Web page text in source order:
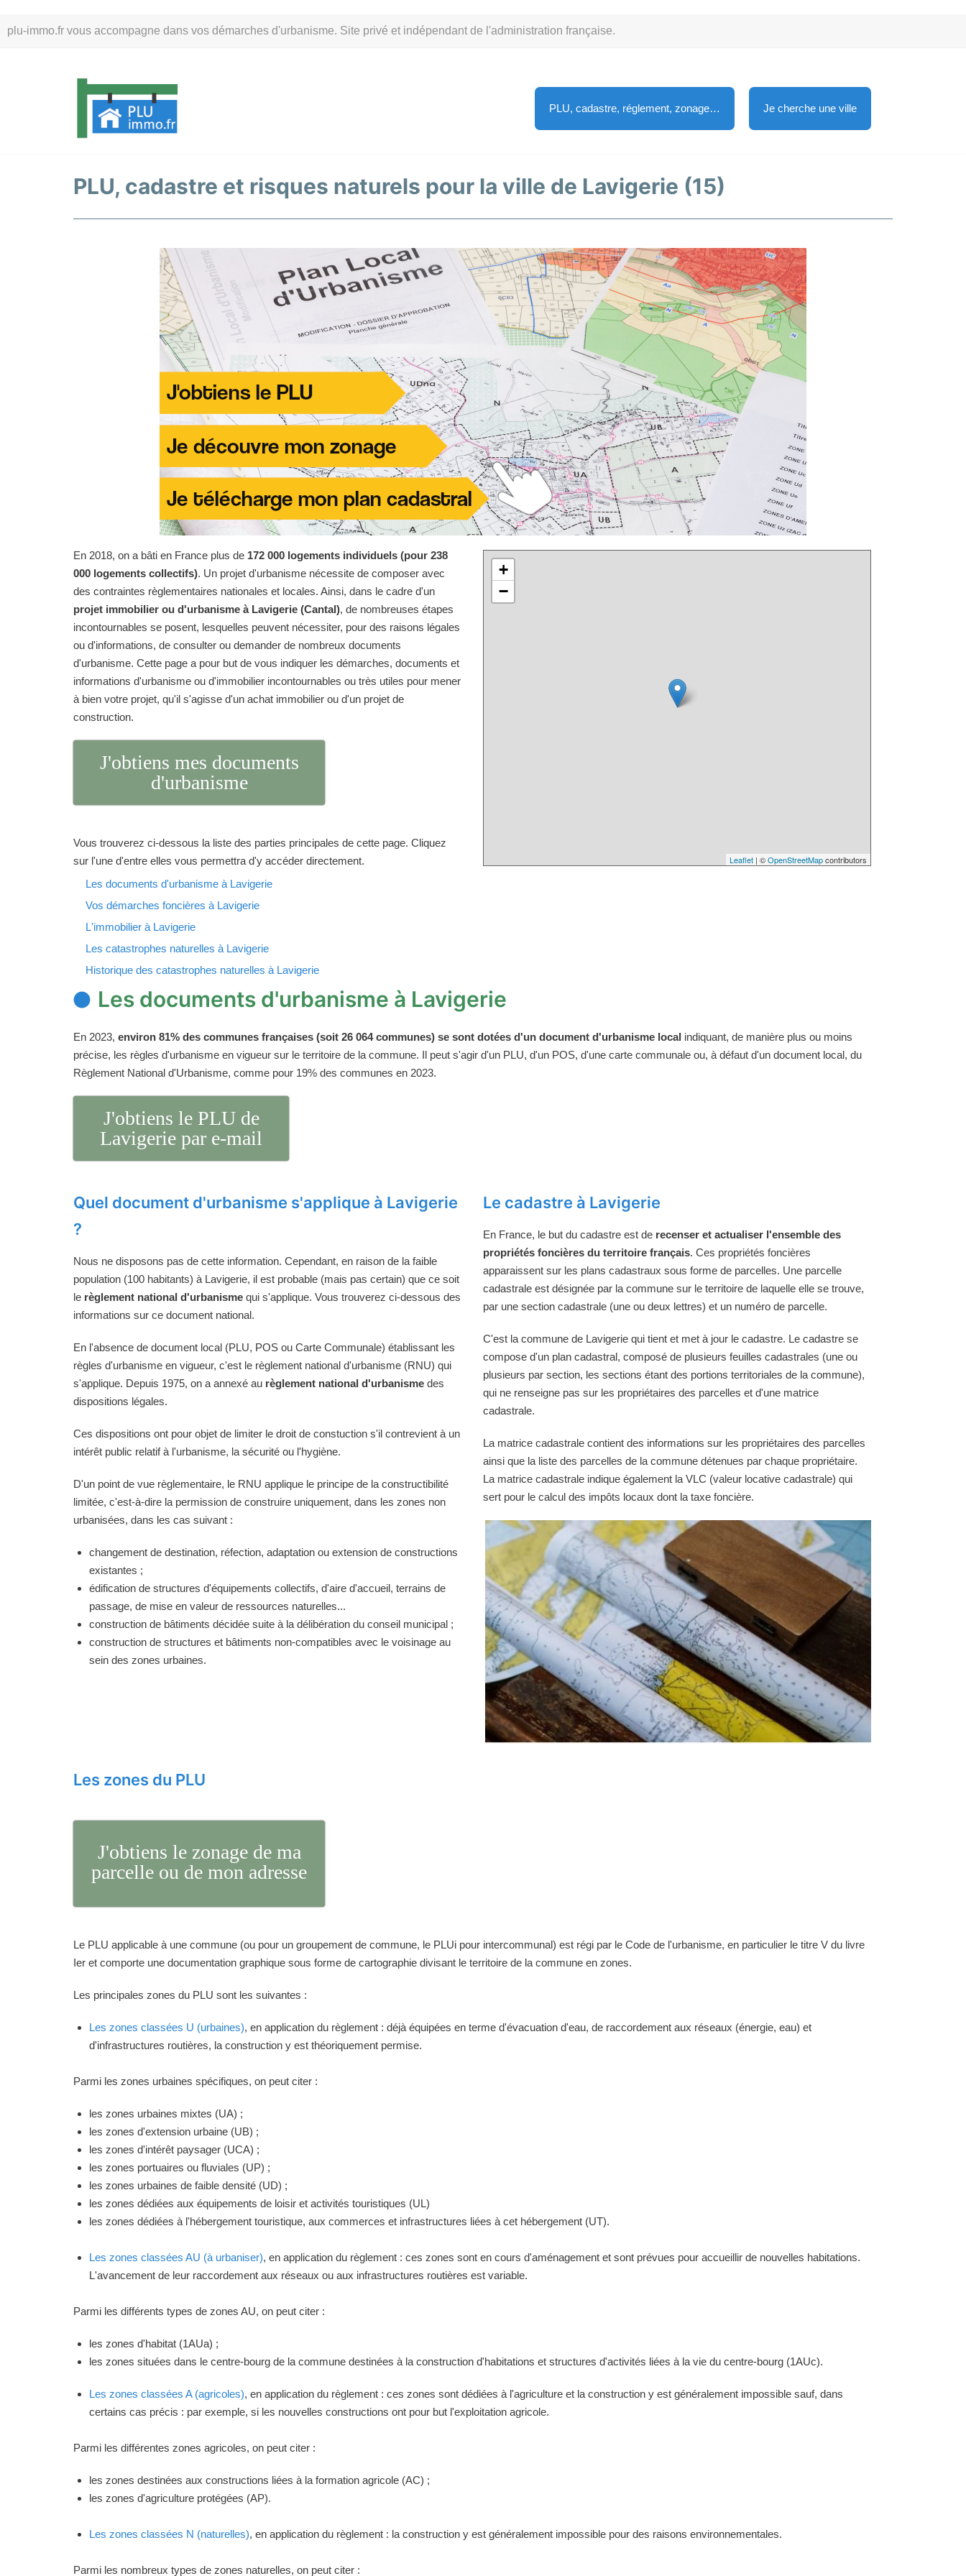
plu-immo.fr vous accompagne dans vos démarches d'urbanisme. Site privé et indépendant de l'administration française.
au
PLU, cadastre, réglement, zonage… Je cherche une ville
PLU, cadastre et risques naturels pour la ville de Lavigerie (15)
En 2018, on a bâti en France plus de 172 000 logements individuels (pour 238
000 logements collectifs). Un projet d'urbanisme nécessite de composer avec
des contraintes règlementaires nationales et locales. Ainsi, dans le cadre d'un
projet immobilier ou d'urbanisme à Lavigerie (Cantal), de nombreuses étapes
incontournables se posent, lesquelles peuvent nécessiter, pour des raisons légales
ou d'informations, de consulter ou demander de nombreux documents
d'urbanisme. Cette page a pour but de vous indiquer les démarches, documents et
informations d'urbanisme ou d'immobilier incontournables ou très utiles pour mener
à bien votre projet, qu'il s'agisse d'un achat immobilier ou d'un projet de
construction.
J'obtiens mes documents
d'urbanisme
Vous trouverez ci-dessous la liste des parties principales de cette page. Cliquez
sur l'une d'entre elles vous permettra d'y accéder directement.
Les documents d'urbanisme à Lavigerie
Vos démarches foncières à Lavigerie
L'immobilier à Lavigerie
Les catastrophes naturelles à Lavigerie
Historique des catastrophes naturelles à Lavigerie
+
−
Leaflet | ©OpenStreetMapcontributors
Les documents d'urbanisme à Lavigerie
En 2023, environ 81% des communes françaises (soit 26 064 communes) se sont dotées d'un document d'urbanisme local indiquant, de manière plus ou moins
précise, les règles d'urbanisme en vigueur sur le territoire de la commune. Il peut s'agir d'un PLU, d'un POS, d'une carte communale ou, à défaut d'un document local, du
Règlement National d'Urbanisme, comme pour 19% des communes en 2023.
J'obtiens le PLU de
Lavigerie par e-mail
Quel document d'urbanisme s'applique à Lavigerie
?
Nous ne disposons pas de cette information. Cependant, en raison de la faible
population (100 habitants) à Lavigerie, il est probable (mais pas certain) que ce soit
le règlement national d'urbanisme qui s'applique. Vous trouverez ci-dessous des
informations sur ce document national.
En l'absence de document local (PLU, POS ou Carte Communale) établissant les
règles d'urbanisme en vigueur, c'est le règlement national d'urbanisme (RNU) qui
s'applique. Depuis 1975, on a annexé au règlement national d'urbanisme des
dispositions légales.
Ces dispositions ont pour objet de limiter le droit de constuction s'il contrevient à un
intérêt public relatif à l'urbanisme, la sécurité ou l'hygiène.
D'un point de vue règlementaire, le RNU applique le principe de la constructibilité
limitée, c'est-à-dire la permission de construire uniquement, dans les zones non
urbanisées, dans les cas suivant :
changement de destination, réfection, adaptation ou extension de constructions
existantes ;
édification de structures d'équipements collectifs, d'aire d'accueil, terrains de
passage, de mise en valeur de ressources naturelles...
construction de bâtiments décidée suite à la délibération du conseil municipal ;
construction de structures et bâtiments non-compatibles avec le voisinage au
sein des zones urbaines.
Le cadastre à Lavigerie
En France, le but du cadastre est de recenser et actualiser l'ensemble des
propriétés foncières du territoire français. Ces propriétés foncières
apparaissent sur les plans cadastraux sous forme de parcelles. Une parcelle
cadastrale est désignée par la commune sur le territoire de laquelle elle se trouve,
par une section cadastrale (une ou deux lettres) et un numéro de parcelle.
C'est la commune de Lavigerie qui tient et met à jour le cadastre. Le cadastre se
compose d'un plan cadastral, composé de plusieurs feuilles cadastrales (une ou
plusieurs par section, les sections étant des portions territoriales de la commune),
qui ne renseigne pas sur les propriétaires des parcelles et d'une matrice
cadastrale.
La matrice cadastrale contient des informations sur les propriétaires des parcelles
ainsi que la liste des parcelles de la commune détenues par chaque propriétaire.
La matrice cadastrale indique également la VLC (valeur locative cadastrale) qui
sert pour le calcul des impôts locaux dont la taxe foncière.
Les zones du PLU
J'obtiens le zonage de ma
parcelle ou de mon adresse
Le PLU applicable à une commune (ou pour un groupement de commune, le PLUi pour intercommunal) est régi par le Code de l'urbanisme, en particulier le titre V du livre
Ier et comporte une documentation graphique sous forme de cartographie divisant le territoire de la commune en zones.
Les principales zones du PLU sont les suivantes :
Les zones classées U (urbaines), en application du règlement : déjà équipées en terme d'évacuation d'eau, de raccordement aux réseaux (énergie, eau) et
d'infrastructures routières, la construction y est théoriquement permise.
Parmi les zones urbaines spécifiques, on peut citer :
les zones urbaines mixtes (UA) ;
les zones d'extension urbaine (UB) ;
les zones d'intérêt paysager (UCA) ;
les zones portuaires ou fluviales (UP) ;
les zones urbaines de faible densité (UD) ;
les zones dédiées aux équipements de loisir et activités touristiques (UL)
les zones dédiées à l'hébergement touristique, aux commerces et infrastructures liées à cet hébergement (UT).
Les zones classées AU (à urbaniser), en application du règlement : ces zones sont en cours d'aménagement et sont prévues pour accueillir de nouvelles habitations.
L'avancement de leur raccordement aux réseaux ou aux infrastructures routières est variable.
Parmi les différents types de zones AU, on peut citer :
les zones d'habitat (1AUa) ;
les zones situées dans le centre-bourg de la commune destinées à la construction d'habitations et structures d'activités liées à la vie du centre-bourg (1AUc).
Les zones classées A (agricoles), en application du règlement : ces zones sont dédiées à l'agriculture et la construction y est généralement impossible sauf, dans
certains cas précis : par exemple, si les nouvelles constructions ont pour but l'exploitation agricole.
Parmi les différentes zones agricoles, on peut citer :
les zones destinées aux constructions liées à la formation agricole (AC) ;
les zones d'agriculture protégées (AP).
Les zones classées N (naturelles), en application du règlement : la construction y est généralement impossible pour des raisons environnementales.
Parmi les nombreux types de zones naturelles, on peut citer :